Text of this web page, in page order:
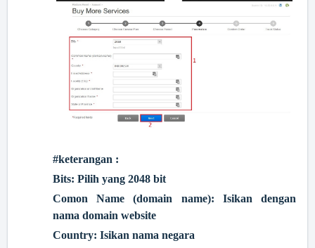
#keterangan :
Bits: Pilih yang 2048 bit
Comon Name (domain name): Isikan dengan
nama domain website
Country: Isikan nama negara